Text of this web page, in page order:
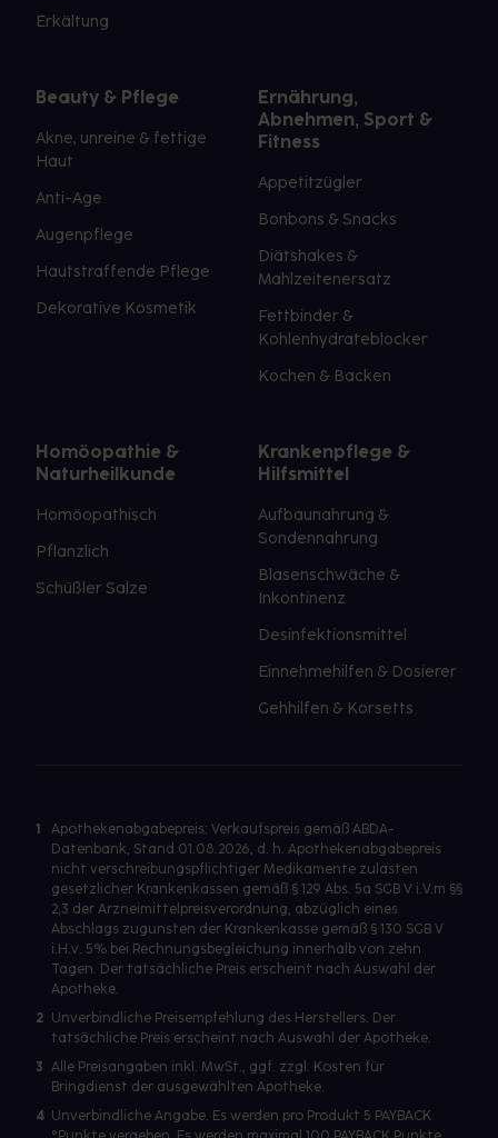
Erkältung
Beauty & Pflege
Akne, unreine & fettige
Haut
Anti-Age
Augenpflege
Hautstraffende Pflege
Dekorative Kosmetik
Ernährung,
Abnehmen, Sport &
Fitness
Appetitzügler
Bonbons & Snacks
Diätshakes &
Mahlzeitenersatz
Fettbinder &
Kohlenhydrateblocker
Kochen & Backen
Homöopathie &
Naturheilkunde
Homöopathisch
Pflanzlich
Schüßler Salze
Krankenpflege &
Hilfsmittel
Aufbaunahrung &
Sondennahrung
Blasenschwäche &
Inkontinenz
Desinfektionsmittel
Einnehmehilfen & Dosierer
Gehhilfen & Korsetts
1
Apothekenabgabepreis: Verkaufspreis gemäß ABDA-
Datenbank, Stand 01.08.2026, d. h. Apothekenabgabepreis
nicht verschreibungspflichtiger Medikamente zulasten
gesetzlicher Krankenkassen gemäß § 129 Abs. 5a SGB V i.V.m §§
2,3 der Arzneimittelpreisverordnung, abzüglich eines
Abschlags zugunsten der Krankenkasse gemäß § 130 SGB V
i.H.v. 5% bei Rechnungsbegleichung innerhalb von zehn
Tagen. Der tatsächliche Preis erscheint nach Auswahl der
Apotheke.
2 Unverbindliche Preisempfehlung des Herstellers. Der
tatsächliche Preis erscheint nach Auswahl der Apotheke.
3 Alle Preisangaben inkl. MwSt., ggf. zzgl. Kosten für
Bringdienst der ausgewählten Apotheke.
4 Unverbindliche Angabe. Es werden pro Produkt 5 PAYBACK